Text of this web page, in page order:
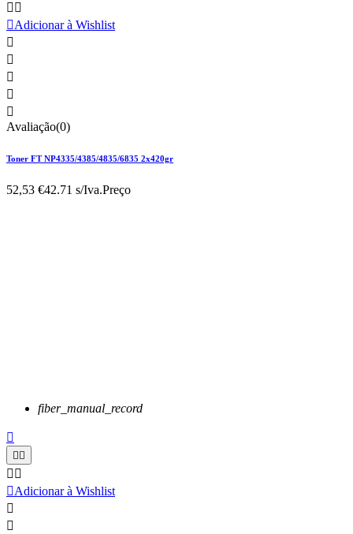
 
Adicionar à Wishlist





Avaliação(0)
Toner FT NP4335/4385/4835/6835 2x420gr
52,53 €42.71 s/Iva.Preço
fiber_manual_record

 
 
Adicionar à Wishlist

